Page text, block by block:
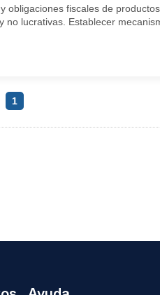
obligaciones fiscales de
lucrativas. Establecer
1